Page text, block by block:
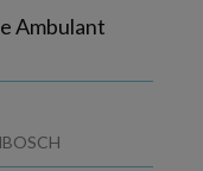
Ambulant